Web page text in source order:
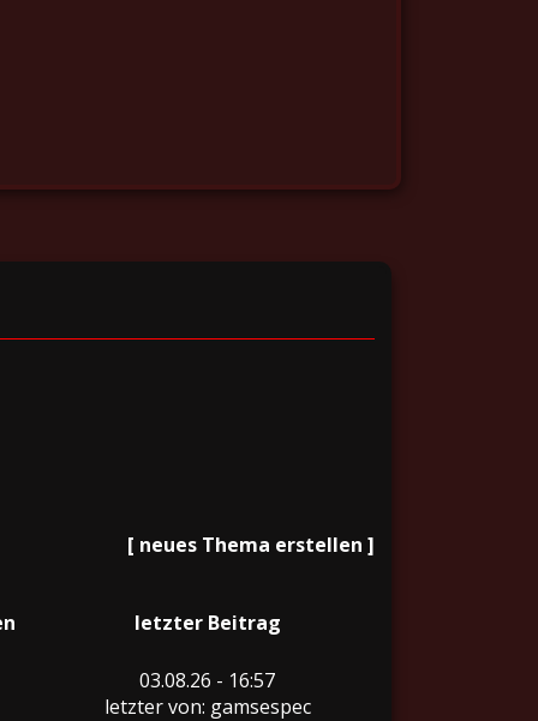
[ neues Thema erstellen ]
letzter Beitrag
03.08.26 - 16:57
letzter von: gamsespec